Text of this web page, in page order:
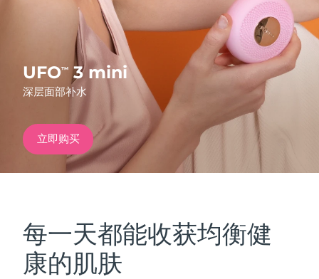
UFO™ 3 mini
深层面部补水
立即购买
每一天都能收获均衡健
康的肌肤
特别优惠 畅销产品
红光疗法
预计送达日期8/12/26
预计送达日期8/9/26
德国 预计送达日期
加拿大 预计送达日期
奥地利 预计送达日期8/9/26
巴林